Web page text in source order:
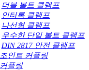
더블 볼트 클램프
인터록 클램프
나선형 클램프
우수한 단일 볼트 클램프
DIN 2817 안전 클램프
인트 커플링
플링